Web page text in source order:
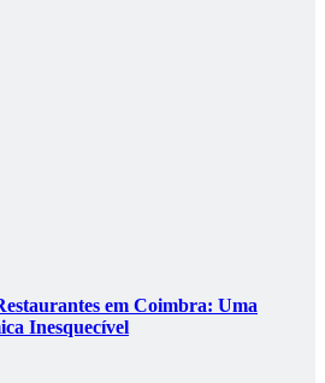
em Coimbra: Uma
Inesquecível